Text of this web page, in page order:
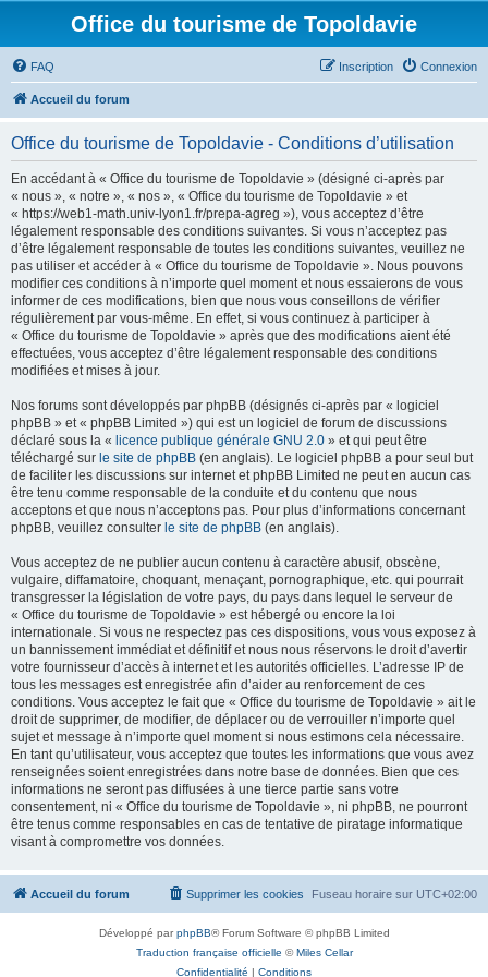
Office du tourisme de Topoldavie
FAQ Connexion
Inscription
Accueil du forum
Office du tourisme de Topoldavie - Conditions d’utilisation
En accédant à « Office du tourisme de Topoldavie » (désigné ci-après par
« nous », « notre », « nos », « Office du tourisme de Topoldavie » et
« https://web1-math.univ-lyon1.fr/prepa-agreg »), vous acceptez d’être
légalement responsable des conditions suivantes. Si vous n’acceptez pas
d’être légalement responsable de toutes les conditions suivantes, veuillez ne
pas utiliser et accéder à « Office du tourisme de Topoldavie ». Nous pouvons
modifier ces conditions à n’importe quel moment et nous essaierons de vous
informer de ces modifications, bien que nous vous conseillons de vérifier
régulièrement par vous-même. En effet, si vous continuez à participer à
« Office du tourisme de Topoldavie » après que des modifications aient été
effectuées, vous acceptez d’être légalement responsable des conditions
modifiées et mises à jour.
Nos forums sont développés par phpBB (désignés ci-après par « logiciel
phpBB » et « phpBB Limited ») qui est un logiciel de forum de discussions
déclaré sous la « licence publique générale GNU 2.0 » et qui peut être
téléchargé sur le site de phpBB (en anglais). Le logiciel phpBB a pour seul but
de faciliter les discussions sur internet et phpBB Limited ne peut en aucun cas
être tenu comme responsable de la conduite et du contenu que nous
acceptons et que nous n’acceptons pas. Pour plus d’informations concernant
phpBB, veuillez consulter le site de phpBB (en anglais).
Vous acceptez de ne publier aucun contenu à caractère abusif, obscène,
vulgaire, diffamatoire, choquant, menaçant, pornographique, etc. qui pourrait
transgresser la législation de votre pays, du pays dans lequel le serveur de
« Office du tourisme de Topoldavie » est hébergé ou encore la loi
internationale. Si vous ne respectez pas ces dispositions, vous vous exposez à
un bannissement immédiat et définitif et nous nous réservons le droit d’avertir
votre fournisseur d’accès à internet et les autorités officielles. L’adresse IP de
tous les messages est enregistrée afin d’aider au renforcement de ces
conditions. Vous acceptez le fait que « Office du tourisme de Topoldavie » ait le
droit de supprimer, de modifier, de déplacer ou de verrouiller n’importe quel
sujet et message à n’importe quel moment si nous estimons cela nécessaire.
En tant qu’utilisateur, vous acceptez que toutes les informations que vous avez
renseignées soient enregistrées dans notre base de données. Bien que ces
informations ne seront pas diffusées à une tierce partie sans votre
consentement, ni « Office du tourisme de Topoldavie », ni phpBB, ne pourront
être tenus comme responsables en cas de tentative de piratage informatique
visant à compromettre vos données.
Accueil du forum Fuseau horaire sur UTC+02:00
Supprimer les cookies
Développé parphpBB® Forum Software © phpBB Limited
Traduction française officielle ©Miles Cellar
Confidentialité | Conditions